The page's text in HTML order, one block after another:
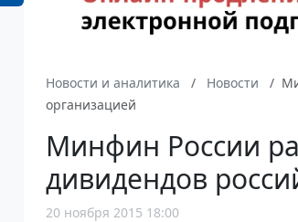
Новости и аналитика Новости
организацией
Минфин России
дивидендов
20 ноября 2015 18:00